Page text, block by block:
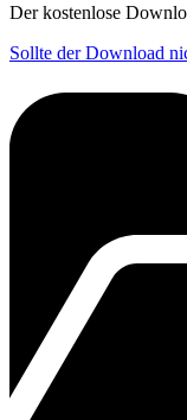
Der kostenlose
Sollte der Download